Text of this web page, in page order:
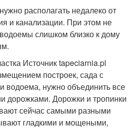
располагать недалеко от
и канализации. При этом не
слишком близко к дому
Источник tapeciarnia.pl
построек, сада с
водоема, нужно объединить все
дорожками. Дорожки и тропинки
сейчас самыми разными
гладкими и мощеными,